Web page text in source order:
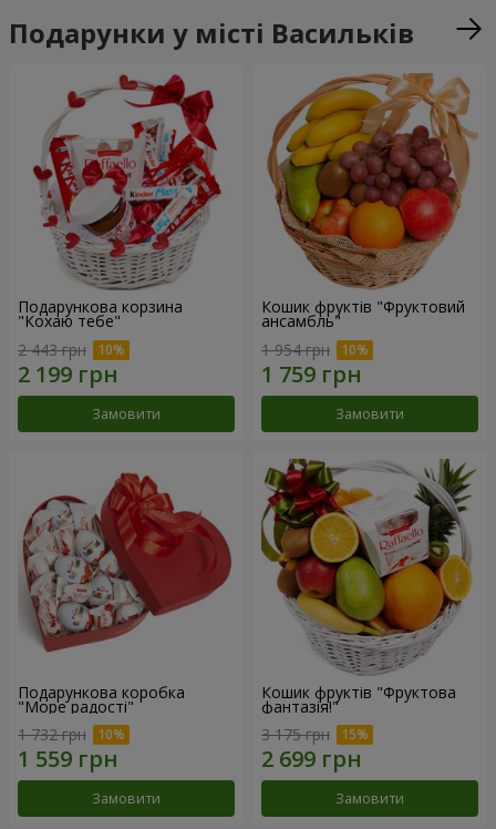
Подарунки у місті Васильків
Подарункова корзина
"Кохаю тебе"
2 443 грн
Замовити
Кошик фруктів "Фруктовий
ансамбль"
1 954 грн
Замовити
Подарункова коробка
"Море радості"
1 732 грн
Замовити
Кошик фруктів "Фруктова
фантазія!"
3 175 грн
Замовити